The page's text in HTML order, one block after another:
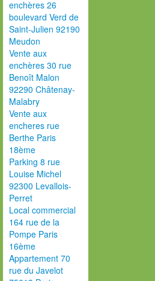
enchères 26
boulevard Verd de
Saint-Julien 92190
Meudon
Vente aux
enchères 30 rue
Benoît Malon
92290 Châtenay-
Malabry
Vente aux
encheres rue
Berthe Paris
18ème
Parking 8 rue
Louise Michel
92300 Levallois-
Perret
Local commercial
164 rue de la
Pompe Paris
16ème
Appartement 70
rue du Javelot